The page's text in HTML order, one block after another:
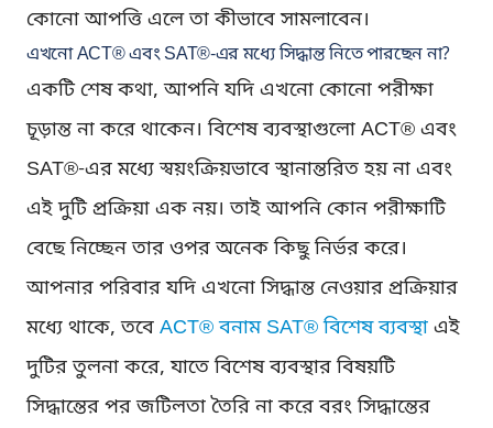
কোনো আপত্তি এলে তা কীভাবে সামলাবেন।
এখনো ACT® এবং SAT®-এর মধ্যে সিদ্ধান্ত নিতে পারছেন না?
একটি শেষ কথা, আপনি যদি এখনো কোনো পরীক্ষা
চূড়ান্ত না করে থাকেন। বিশেষ ব্যবস্থাগুলো ACT® এবং
SAT®-এর মধ্যে স্বয়ংক্রিয়ভাবে স্থানান্তরিত হয় না এবং
এই দুটি প্রক্রিয়া এক নয়। তাই আপনি কোন পরীক্ষাটি
বেছে নিচ্ছেন তার ওপর অনেক কিছু নির্ভর করে।
আপনার পরিবার যদি এখনো সিদ্ধান্ত নেওয়ার প্রক্রিয়ার
মধ্যে থাকে, তবে ACT® বনাম SAT® বিশেষ ব্যবস্থা এই
দুটির তুলনা করে, যাতে বিশেষ ব্যবস্থার বিষয়টি
সিদ্ধান্তের পর জটিলতা তৈরি না করে বরং সিদ্ধান্তের